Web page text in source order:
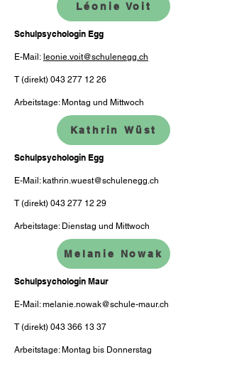
Léonie Voit
Schulpsychologin Egg
E-Mail: leonie.voit@schulenegg.ch
T (direkt) 043 277 12 26
Arbeitstage: Montag und Mittwoch
Kathrin Wüst
Schulpsychologin Egg
E-Mail: kathrin.wuest@schulenegg.ch
T (direkt) 043 277 12 29
Arbeitstage: Dienstag und Mittwoch
Melanie Nowak
Schulpsychologin Maur
E-Mail:melanie.nowak@schule-maur.ch
T (direkt) 043 366 13 37
Arbeitstage: Montag bis Donnerstag